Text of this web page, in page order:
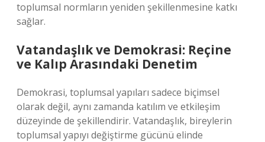
toplumsal normların yeniden şekillenmesine katkı
sağlar.
Vatandaşlık ve Demokrasi: Reçine
ve Kalıp Arasındaki Denetim
Demokrasi, toplumsal yapıları sadece biçimsel
olarak değil, aynı zamanda katılım ve etkileşim
düzeyinde de şekillendirir. Vatandaşlık, bireylerin
toplumsal yapıyı değiştirme gücünü elinde